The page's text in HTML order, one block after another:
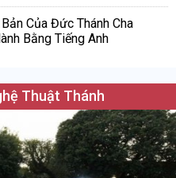
Của Đức Thánh Cha
Bằng Tiếng Anh
Thuật Thánh